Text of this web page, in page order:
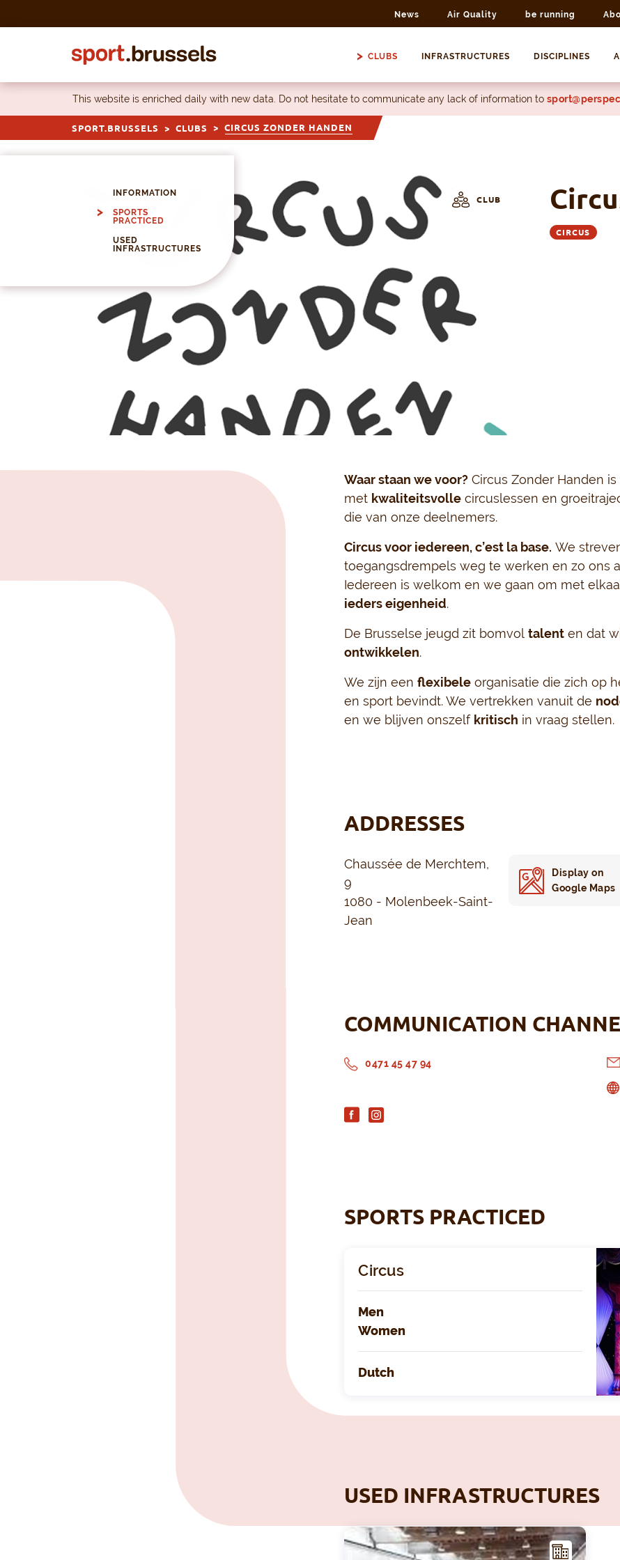
News Air Quality be running
CLUBS INFRASTRUCTURES DISCIPLINES
This website is enriched daily with new data. Do not hesitate to communicate any lack of information to
SPORT.BRUSSELS CLUBS CIRCUS ZONDER HANDEN
INFORMATION
SPORTS
PRACTICED
USED
INFRASTRUCTURES
CLUB
CIRCUS
Waar staan we voor? Circus Zonder Handen
met kwaliteitsvolle circuslessen en
die van onze deelnemers.
Circus voor iedereen, c’est la base. We
toegangsdrempels weg te werken en zo ons
Iedereen is welkom en we gaan om met
ieders eigenheid.
De Brusselse jeugd zit bomvoltalent en dat
ontwikkelen.
We zijn eenflexibele organisatie die zich op
en sport bevindt. We vertrekken vanuit de
en we blijven onszelf kritisch in vraag stellen.
ADDRESSES
Chaussée de Merchtem,
9
1080 - Molenbeek-Saint-
Jean
Display on
Google Maps
COMMUNICATION
0471 45 47 94
SPORTS PRACTICED
Circus
Men
Women
Dutch
USED INFRASTRUCTURES
F